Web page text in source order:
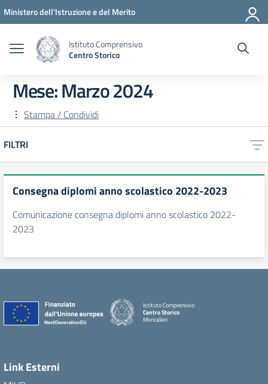
Vai ai contenuti
Vai al menu di navigazione
Vai al footer
Ministero dell'Istruzione e del Merito
Istituto Comprensivo
Centro Storico
Mese:Marzo 2024
Stampa / Condividi
FILTRI
Consegna diplomi anno scolastico 2022-2023
Comunicazione consegna diplomi anno scolastico 2022-
2023
Istituto Comprensivo
Centro Storico
Moncalieri
Link Esterni